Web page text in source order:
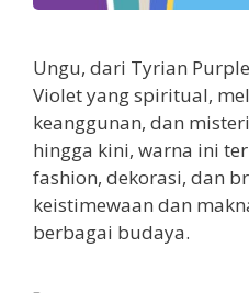
Ungu, dari Tyrian
Violet yang spiritual,
keanggunan, dan
hingga kini, warna ini
fashion, dekorasi, dan
keistimewaan dan
berbagai budaya.